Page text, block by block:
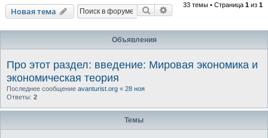
Новая тема Поиск Расширенный поиск
33 темы • Страница 1 из 1
Объявления
Про этот раздел: введение: Мировая экономика и
экономическая теория
Последнее сообщение avanturist.org « 28 ноя
Ответы: 2
Темы